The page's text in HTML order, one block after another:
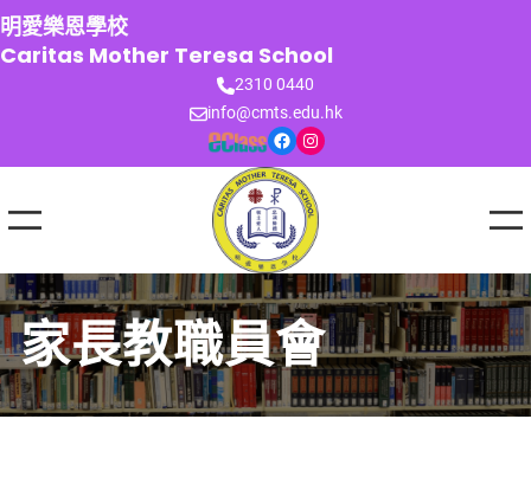
跳
至
主
明愛樂恩學校
Caritas Mother Teresa School
2310 0440
info@cmts.edu.hk
Facebook Instagram
家長教職員會